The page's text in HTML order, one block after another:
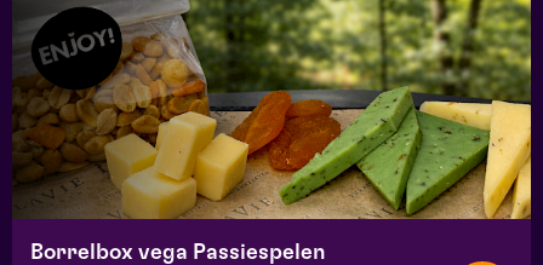
Borrelbox vega Passiespelen